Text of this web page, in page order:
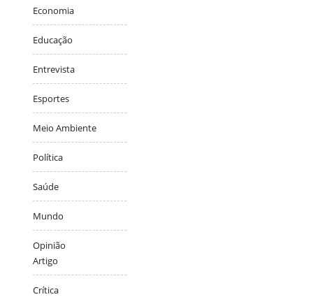
Economia
Educação
Entrevista
Esportes
Meio Ambiente
Política
Saúde
Mundo
Opinião
Artigo
Crítica